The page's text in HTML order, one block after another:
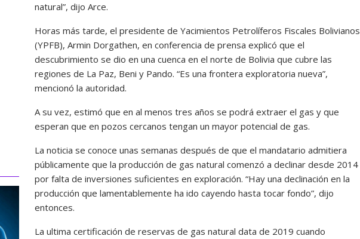
natural”, dijo Arce.
Horas más tarde, el presidente de Yacimientos Petrolíferos Fiscales Bolivianos
(YPFB), Armin Dorgathen, en conferencia de prensa explicó que el
descubrimiento se dio en una cuenca en el norte de Bolivia que cubre las
regiones de La Paz, Beni y Pando. “Es una frontera exploratoria nueva”,
mencionó la autoridad.
A su vez, estimó que en al menos tres años se podrá extraer el gas y que
esperan que en pozos cercanos tengan un mayor potencial de gas.
La noticia se conoce unas semanas después de que el mandatario admitiera
públicamente que la producción de gas natural comenzó a declinar desde 2014
por falta de inversiones suficientes en exploración. “Hay una declinación en la
producción que lamentablemente ha ido cayendo hasta tocar fondo”, dijo
entonces.
La ultima certificación de reservas de gas natural data de 2019 cuando